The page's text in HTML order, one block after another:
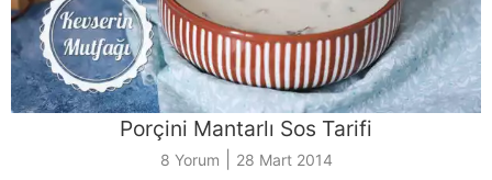
Porçini Mantarlı Sos Tarifi
8 Yorum 28 Mart 2014